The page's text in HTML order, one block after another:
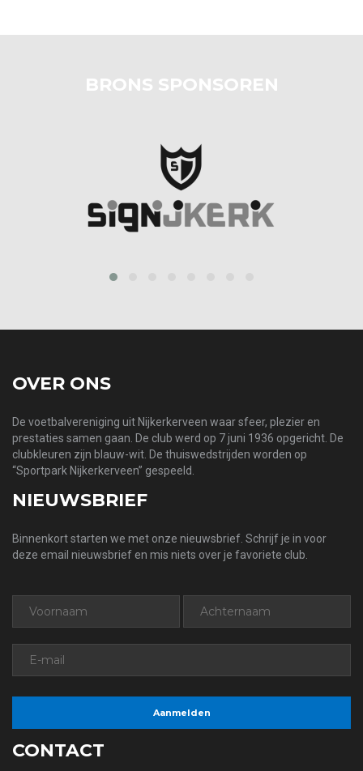
BRONS SPONSOREN
OVER ONS
De voetbalvereniging uit Nijkerkerveen waar sfeer, plezier en
prestaties samen gaan. De club werd op 7 juni 1936 opgericht. De
clubkleuren zijn blauw-wit. De thuiswedstrijden worden op
“Sportpark Nijkerkerveen” gespeeld.
NIEUWSBRIEF
Binnenkort starten we met onze nieuwsbrief. Schrijf je in voor
deze email nieuwsbrief en mis niets over je favoriete club.
CONTACT